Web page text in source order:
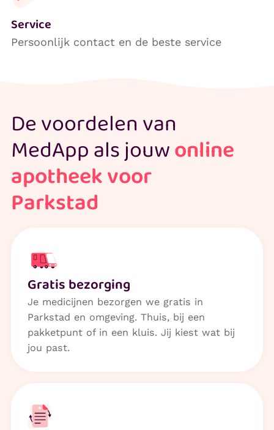
Service
Persoonlijk contact en de beste service
De voordelen van
MedApp als jouwonline
apotheek voor
Parkstad
Gratis bezorging
Je medicijnen bezorgen we gratis in
Parkstad en omgeving. Thuis, bij een
pakketpunt of in een kluis. Jij kiest wat bij
jou past.